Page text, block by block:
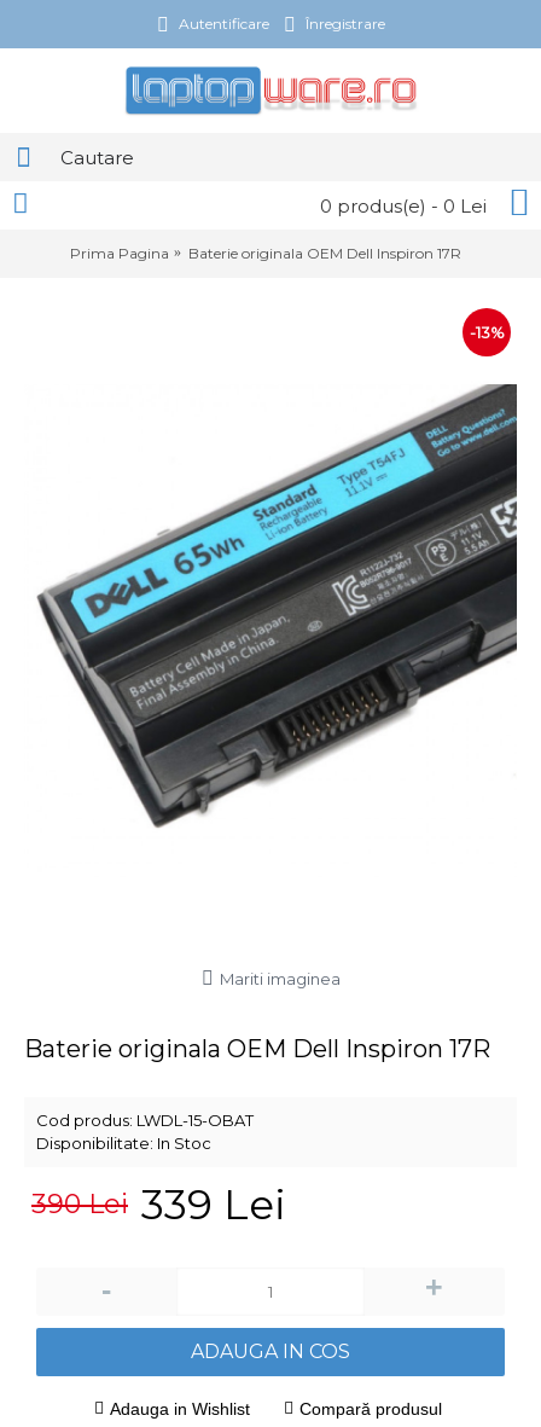
Autentificare Înregistrare
0 produs(e) - 0 Lei
Prima Pagina Baterie originala OEM Dell Inspiron 17R
-13%
Mariti imaginea
Baterie originala OEM Dell Inspiron 17R
Cod produs: LWDL-15-OBAT
Disponibilitate: In Stoc
390 Lei 339 Lei
- +
ADAUGA IN COS
Adauga in Wishlist Compară produsul